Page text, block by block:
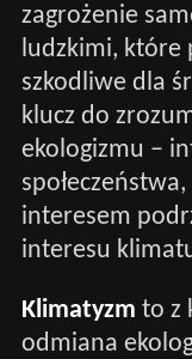
zagrożenie
ludzkimi, które
szkodliwe dla
klucz do
ekologizmu –
interesem
interesu
Klimatyzm to z
odmiana